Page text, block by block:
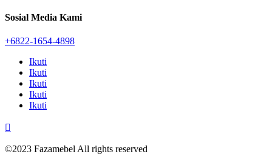
Sosial Media Kami
+6822-1654-4898
Ikuti
Ikuti
Ikuti
Ikuti
Ikuti

©2023 Fazamebel All rights reserved